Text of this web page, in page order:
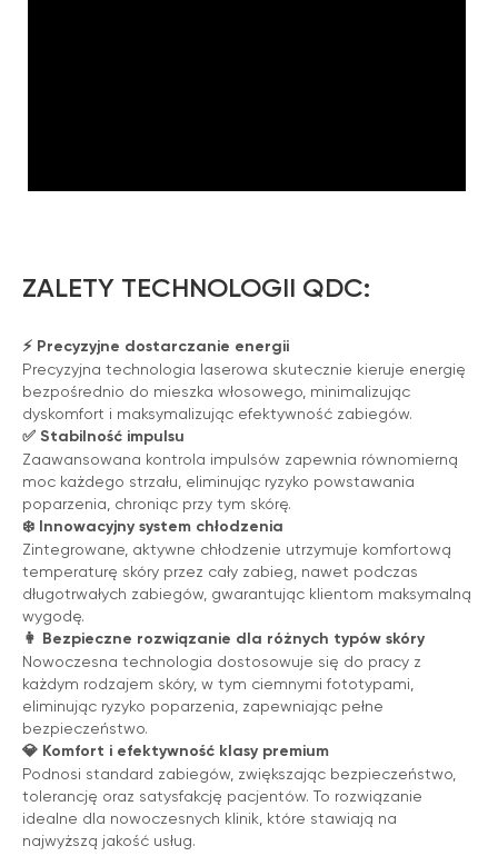
ZALETY TECHNOLOGII QDC:
⚡ Precyzyjne dostarczanie energii
Precyzyjna technologia laserowa skutecznie kieruje energię
bezpośrednio do mieszka włosowego, minimalizując
dyskomfort i maksymalizując efektywność zabiegów.
✅ Stabilność impulsu
Zaawansowana kontrola impulsów zapewnia równomierną
moc każdego strzału, eliminując ryzyko powstawania
poparzenia, chroniąc przy tym skórę.
❄️ Innowacyjny system chłodzenia
Zintegrowane, aktywne chłodzenie utrzymuje komfortową
temperaturę skóry przez cały zabieg, nawet podczas
długotrwałych zabiegów, gwarantując klientom maksymalną
wygodę.
👩 Bezpieczne rozwiązanie dla różnych typów skóry
Nowoczesna technologia dostosowuje się do pracy z
każdym rodzajem skóry, w tym ciemnymi fototypami,
eliminując ryzyko poparzenia, zapewniając pełne
bezpieczeństwo.
💎 Komfort i efektywność klasy premium
Podnosi standard zabiegów, zwiększając bezpieczeństwo,
tolerancję oraz satysfakcję pacjentów. To rozwiązanie
idealne dla nowoczesnych klinik, które stawiają na
najwyższą jakość usług.